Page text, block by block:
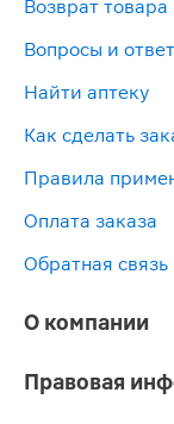
Возврат товара
Вопросы и
Найти аптеку
Как сделать
Правила
Оплата заказа
Обратная связь
О компании
Правовая